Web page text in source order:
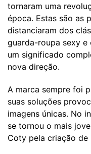
tornaram uma
época. Estas são as
distanciaram dos
guarda-roupa sexy e
um significado
nova direção.
A marca sempre foi
suas soluções
imagens únicas. No
se tornou o mais
Coty pela criação de